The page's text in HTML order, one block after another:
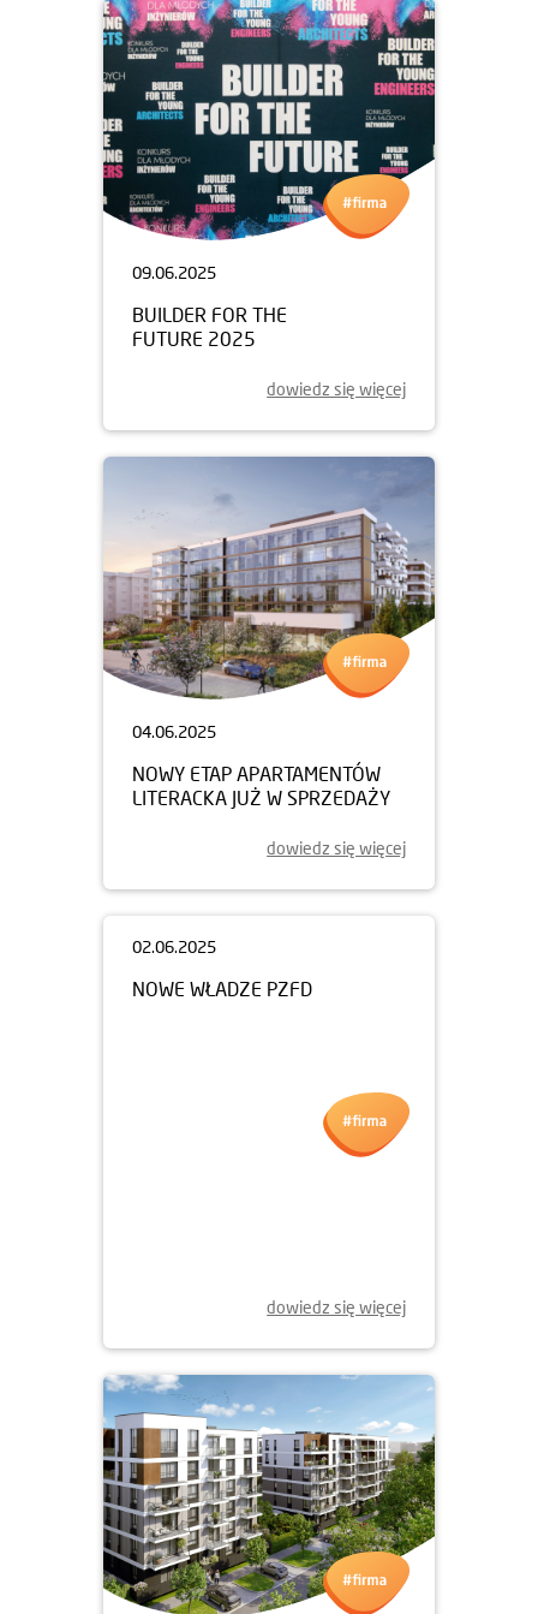
09.06.2025
BUILDER FOR THE
FUTURE 2025
dowiedz się więcej
04.06.2025
NOWY ETAP APARTAMENTÓW
LITERACKA JUŻ W SPRZEDAŻY
dowiedz się więcej
dowiedz się więcej